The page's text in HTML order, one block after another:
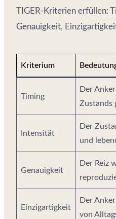
TIGER-Kriterien erfüllen:
Genauigkeit,
Kriterium
Timing
Der
Zustands
Intensität
Der
und
Genauigkeit
Der Reiz
Einzigartigkeit
Der
von